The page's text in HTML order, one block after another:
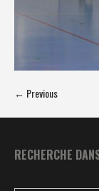
← Previous
RECHERCHE